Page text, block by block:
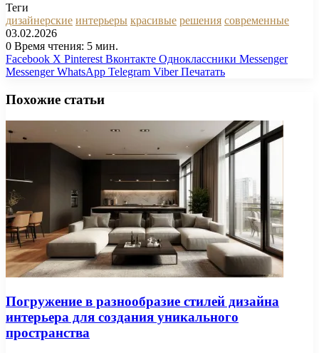
Теги
дизайнерские интерьеры красивые решения современные
03.02.2026
0 Время чтения: 5 мин.
Facebook X Pinterest Вконтакте Одноклассники Messenger
Messenger WhatsApp Telegram Viber Печатать
Похожие статьи
Погружение в разнообразие стилей дизайна
интерьера для создания уникального
пространства